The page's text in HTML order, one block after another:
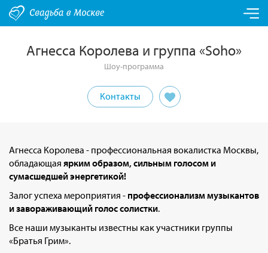
Агнесса Королева и группа «Soho»
Шоу-программа
Контакты
Агнесса Королева - профессиональная вокалистка Москвы,
обладающая ярким образом, сильным голосом и
сумасшедшей энергетикой!
Залог успеха мероприятия - профессионализм музыкантов
и завораживающий голос солистки.
Все наши музыканты известны как участники группы
«Братья Грим».